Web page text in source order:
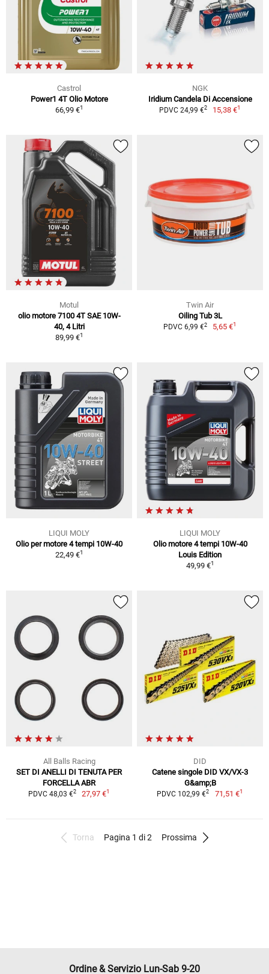
Castrol
Power1 4T Olio Motore
66,99 €1
NGK
Iridium Candela Di Accensione
PDVC 24,99 €2 15,38 €1
Motul
olio motore 7100 4T SAE 10W-
40, 4 Litri
89,99 €1
Twin Air
Oiling Tub 3L
PDVC 6,99 €2 5,65 €1
LIQUI MOLY
Olio per motore 4 tempi 10W-40
22,49 €1
LIQUI MOLY
Olio motore 4 tempi 10W-40
Louis Edition
49,99 €1
All Balls Racing
SET DI ANELLI DI TENUTA PER
FORCELLA ABR
PDVC 48,03 €2 27,97 €1
DID
Catene singole DID VX/VX-3
G&amp;B
PDVC 102,99 €2 71,51 €1
Torna Pagina 1 di 2 Prossima
Ordine & Servizio Lun-Sab 9-20